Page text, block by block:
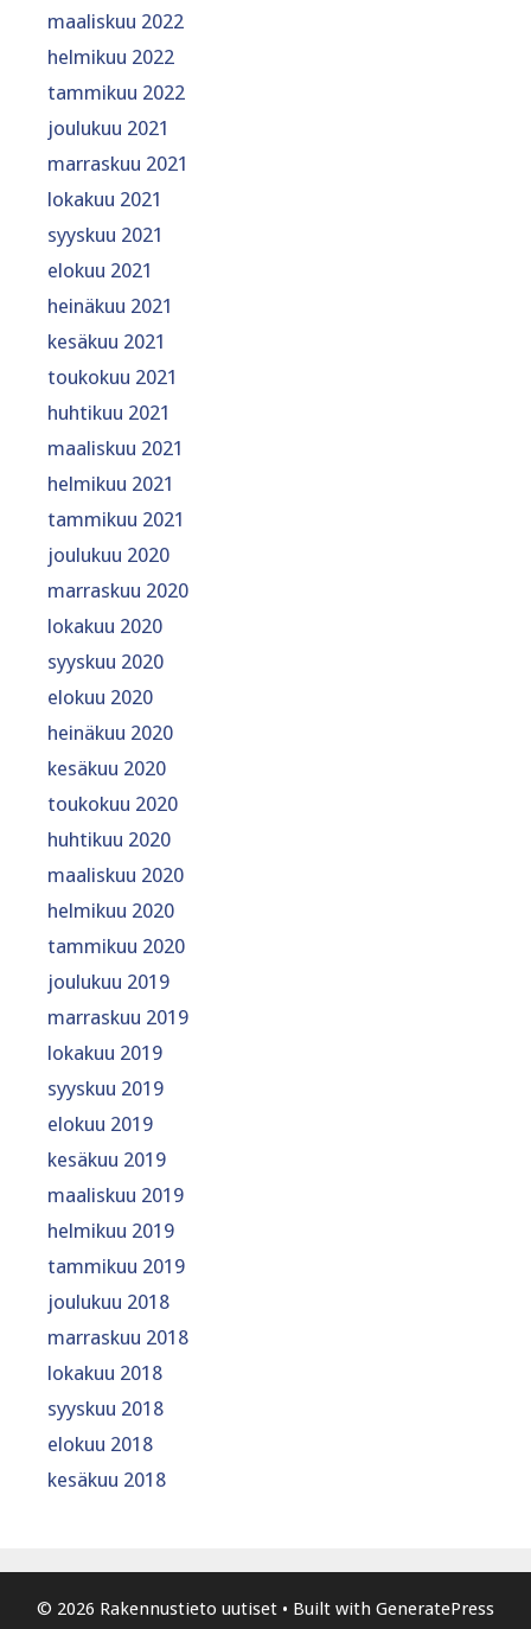
maaliskuu 2022
helmikuu 2022
tammikuu 2022
joulukuu 2021
marraskuu 2021
lokakuu 2021
syyskuu 2021
elokuu 2021
heinäkuu 2021
kesäkuu 2021
toukokuu 2021
huhtikuu 2021
maaliskuu 2021
helmikuu 2021
tammikuu 2021
joulukuu 2020
marraskuu 2020
lokakuu 2020
syyskuu 2020
elokuu 2020
heinäkuu 2020
kesäkuu 2020
toukokuu 2020
huhtikuu 2020
maaliskuu 2020
helmikuu 2020
tammikuu 2020
joulukuu 2019
marraskuu 2019
lokakuu 2019
syyskuu 2019
elokuu 2019
kesäkuu 2019
maaliskuu 2019
helmikuu 2019
tammikuu 2019
joulukuu 2018
marraskuu 2018
lokakuu 2018
syyskuu 2018
elokuu 2018
kesäkuu 2018
© 2026 Rakennustieto uutiset • Built with GeneratePress